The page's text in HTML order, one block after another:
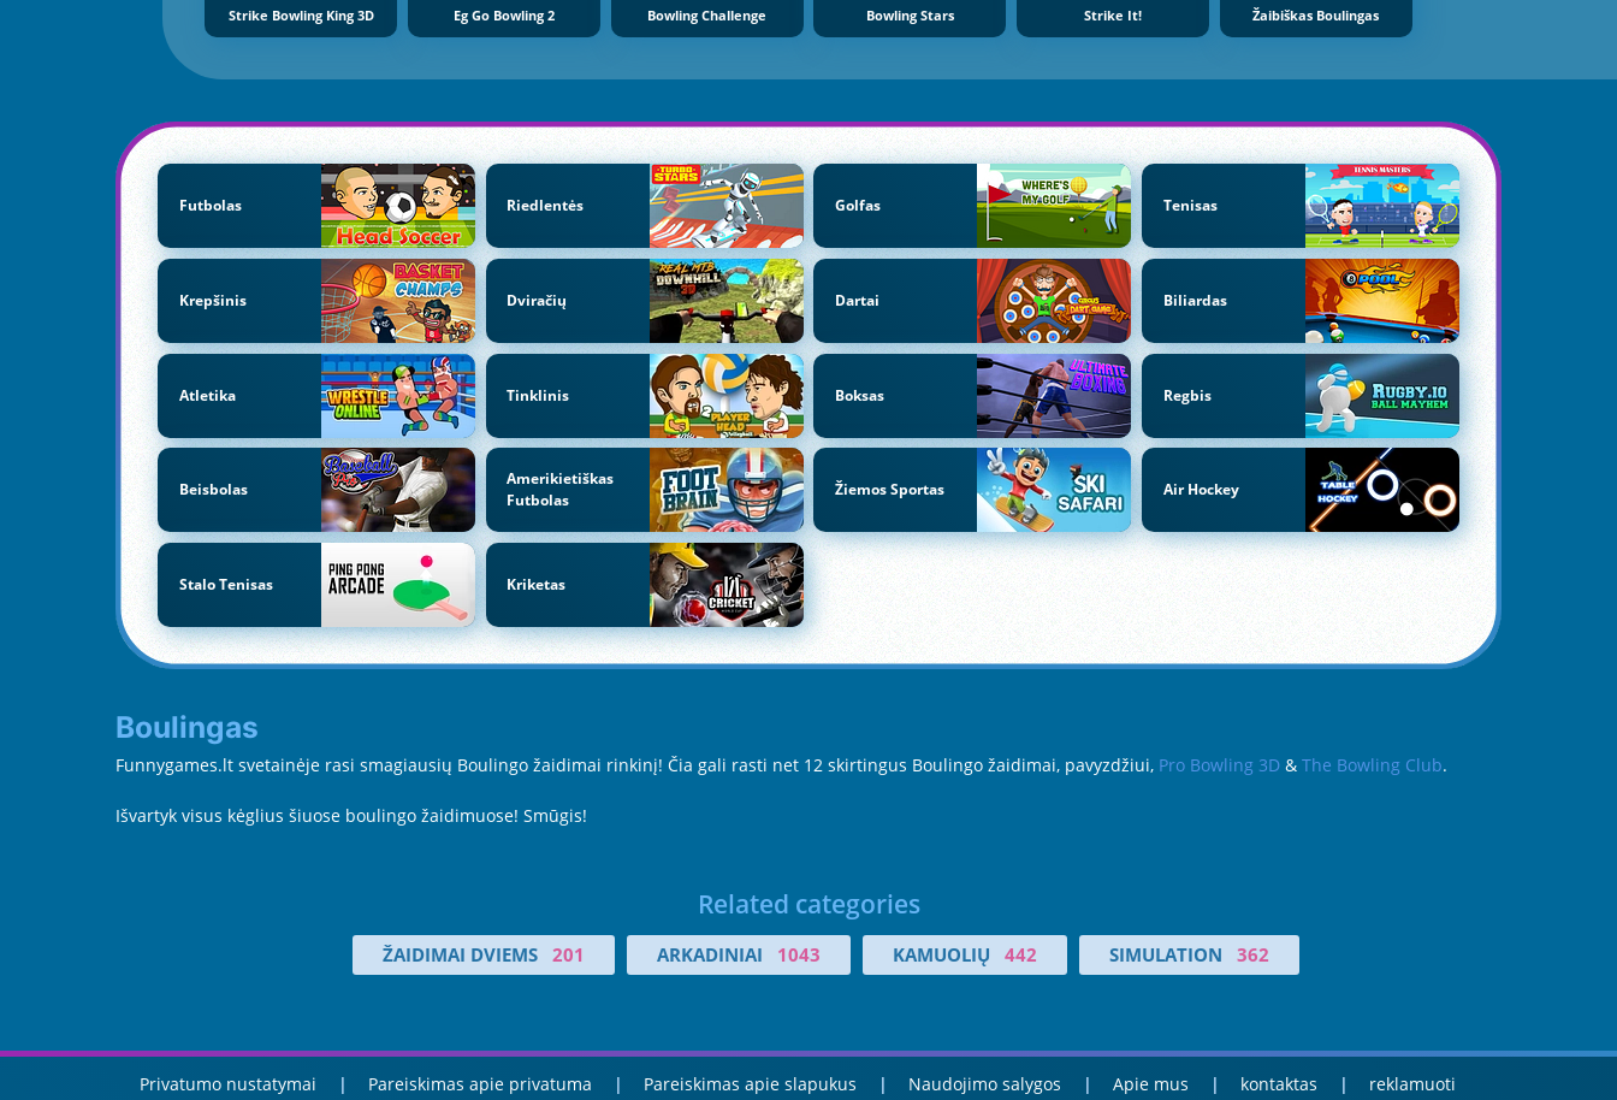
Strike Bowling King 3D Eg Go Bowling 2 Bowling Challenge Bowling Stars Strike It! Žaibiškas Boulingas
Futbolas Riedlentės Golfas Tenisas
Krepšinis Dviračių Dartai Biliardas
Atletika Tinklinis Boksas Regbis
Beisbolas
Amerikietiškas
Futbolas
Žiemos Sportas Air Hockey
Stalo Tenisas Kriketas
Boulingas
Funnygames.lt svetainėje rasi smagiausių Boulingo žaidimai rinkinį! Čia gali rasti net 12 skirtingus Boulingo žaidimai, pavyzdžiui, Pro Bowling 3D & The Bowling Club.
Išvartyk visus kėglius šiuose boulingo žaidimuose! Smūgis!
Related categories
ŽAIDIMAI DVIEMS 201 ARKADINIAI 1043 KAMUOLIŲ 442 SIMULATION 362
Privatumo nustatymai Pareiskimas apie privatuma Pareiskimas apie slapukus Naudojimo salygos Apie mus kontaktas reklamuoti